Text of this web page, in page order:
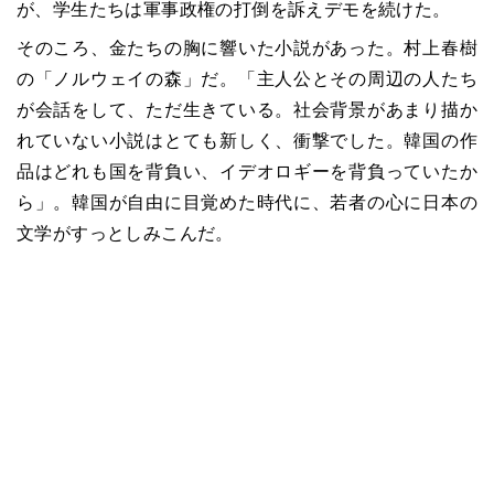
が、学生たちは軍事政権の打倒を訴えデモを続けた。
そのころ、金たちの胸に響いた小説があった。村上春樹
の「ノルウェイの森」だ。「主人公とその周辺の人たち
が会話をして、ただ生きている。社会背景があまり描か
れていない小説はとても新しく、衝撃でした。韓国の作
品はどれも国を背負い、イデオロギーを背負っていたか
ら」。韓国が自由に目覚めた時代に、若者の心に日本の
文学がすっとしみこんだ。